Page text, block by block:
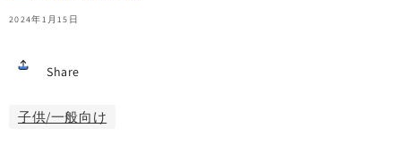
2024年1月15日
Share
子供/一般向け